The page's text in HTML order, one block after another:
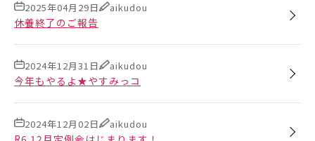
休養終了のご報告
2025年04月29日 aikudou
今年もやるよ★やすみっコ
2024年12月31日 aikudou
2024年12月02日 aikudou